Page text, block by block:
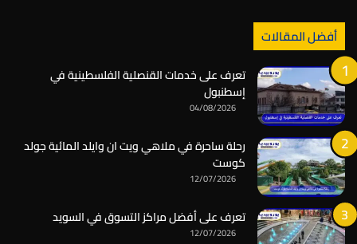
أفضل المقالات
تعرف على خدمات القنصلية الفلسطينية في
إسطنبول
04/08/2026
رحلة ساحرة في ملاهي ويت ان وايلد المائية جولد
كوست
12/07/2026
تعرف على أفضل مراكز التسوق في السويد
12/07/2026